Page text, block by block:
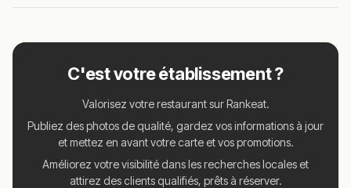
C'est votre établissement ?
Valorisez votre restaurant sur Rankeat.
Publiez des photos de qualité, gardez vos informations à jour
et mettez en avant votre carte et vos promotions.
Améliorez votre visibilité dans les recherches locales et
attirez des clients qualifiés, prêts à réserver.